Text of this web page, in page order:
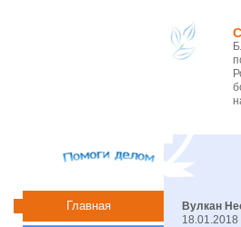
Вулкан
18.01.2018
Главная